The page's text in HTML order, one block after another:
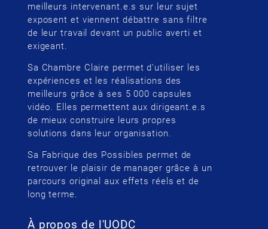
meilleurs intervenant.e.s sur leur sujet
exposent et viennent débattre sans filtre
de leur travail devant un public averti et
exigeant.
Sa Chambre Claire permet d’utiliser les
expériences et les réalisations des
meilleurs grâce à ses 5 000 capsules
vidéo. Elles permettent aux dirigeant.e.s
de mieux construire leurs propres
solutions dans leur organisation.
Sa Fabrique des Possibles permet de
retrouver le plaisir de manager grâce à un
parcours original aux effets réels et de
long terme.
À propos de l'UODC